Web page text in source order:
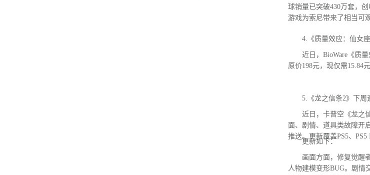
球销量已突破430万套，
游戏为索尼带来了相当可
4.《质量效应：仙女座
近日，BioWare《质量
原价198元，现仅需15.84
5.《龙之信条2》下周
近日，卡普空《龙之信
面、剧情、道具类故障开
推送。更新覆盖PS5、PS5
更新如下：
画面方面，修复觉醒者
人物建模变形BUG。剧情